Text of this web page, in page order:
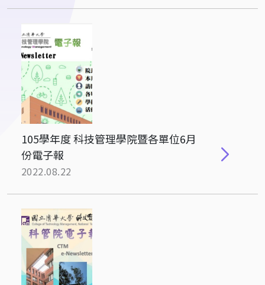
105學年度 科技管理學院暨各單位6月
份電子報
2022.08.22